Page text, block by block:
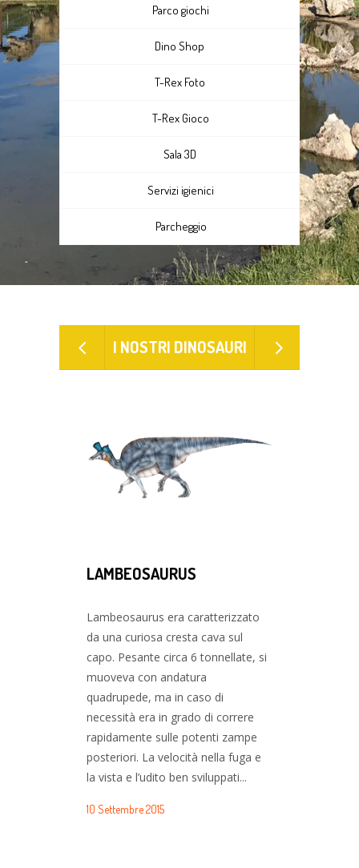
Parco giochi
Dino Shop
T-Rex Foto
T-Rex Gioco
Sala 3D
Servizi igienici
Parcheggio
I NOSTRI DINOSAURI
LAMBEOSAURUS
Lambeosaurus era caratterizzato
da una curiosa cresta cava sul
capo. Pesante circa 6 tonnellate, si
muoveva con andatura
quadrupede, ma in caso di
necessità era in grado di correre
rapidamente sulle potenti zampe
posteriori. La velocità nella fuga e
la vista e l’udito ben sviluppati...
10 Settembre 2015